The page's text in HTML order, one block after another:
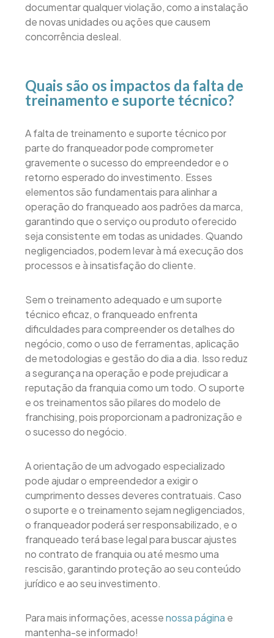
documentar qualquer violação, como a instalação
de novas unidades ou ações que causem
concorrência desleal.
Quais são os impactos da falta de
treinamento e suporte técnico?
A falta de treinamento e suporte técnico por
parte do franqueador pode comprometer
gravemente o sucesso do empreendedor e o
retorno esperado do investimento. Esses
elementos são fundamentais para alinhar a
operação do franqueado aos padrões da marca,
garantindo que o serviço ou produto oferecido
seja consistente em todas as unidades. Quando
negligenciados, podem levar à má execução dos
processos e à insatisfação do cliente.
Sem o treinamento adequado e um suporte
técnico eficaz, o franqueado enfrenta
dificuldades para compreender os detalhes do
negócio, como o uso de ferramentas, aplicação
de metodologias e gestão do dia a dia. Isso reduz
a segurança na operação e pode prejudicar a
reputação da franquia como um todo. O suporte
e os treinamentos são pilares do modelo de
franchising, pois proporcionam a padronização e
o sucesso do negócio.
A orientação de um advogado especializado
pode ajudar o empreendedor a exigir o
cumprimento desses deveres contratuais. Caso
o suporte e o treinamento sejam negligenciados,
o franqueador poderá ser responsabilizado, e o
franqueado terá base legal para buscar ajustes
no contrato de franquia ou até mesmo uma
rescisão, garantindo proteção ao seu conteúdo
jurídico e ao seu investimento.
Para mais informações, acessenossa página e
mantenha-se informado!